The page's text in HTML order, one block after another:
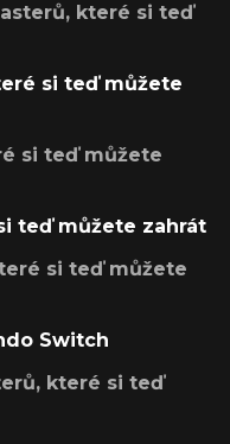
které si teď
si teď můžete
si teď můžete
teď můžete zahrát
si teď můžete
Switch
které si teď